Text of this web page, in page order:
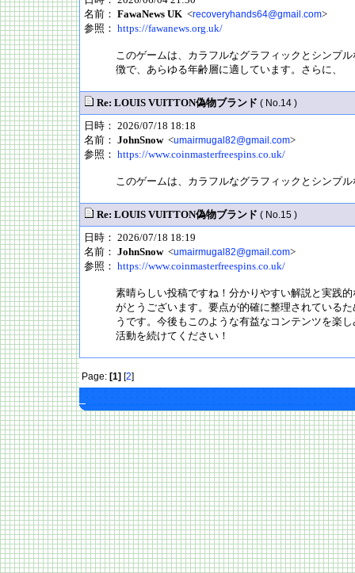
名前： FawaNews UK <recoveryhands64@gmail.com>
参照： https://fawanews.org.uk/
このゲームは、カラフルなグラフィックとシンプ
徴で、あらゆる年齢層に適しています。さらに、
Re: LOUIS VUITTON偽物ブランド ( No.14 )
日時： 2026/07/18 18:18
名前： JohnSnow<umairmugal82@gmail.com>
参照： https://www.coinmasterfreespins.co.uk/
このゲームは、カラフルなグラフィックとシンプ
Re: LOUIS VUITTON偽物ブランド ( No.15 )
日時： 2026/07/18 18:19
名前： JohnSnow<umairmugal82@gmail.com>
参照： https://www.coinmasterfreespins.co.uk/
素晴らしい投稿ですね！分かりやすい解説と実践
がとうございます。要点が的確に整理されている
うです。今後もこのような有益なコンテンツを楽
活動を続けてください！
Page: [1] [2]